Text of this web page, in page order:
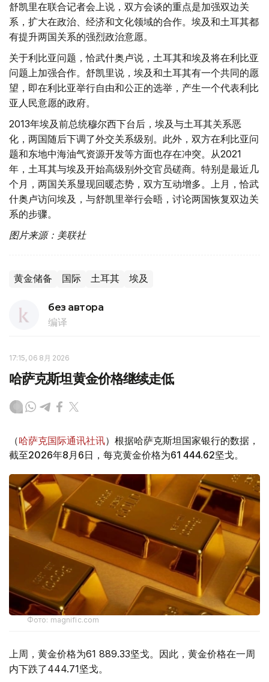
舒凯里在联合记者会上说，双方会谈的重点是加强双边关
系，扩大在政治、经济和文化领域的合作。埃及和土耳其都
有提升两国关系的强烈政治意愿。
关于利比亚问题，恰武什奥卢说，土耳其和埃及将在利比亚
问题上加强合作。舒凯里说，埃及和土耳其有一个共同的愿
望，即在利比亚举行自由和公正的选举，产生一个代表利比
亚人民意愿的政府。
2013年埃及前总统穆尔西下台后，埃及与土耳其关系恶
化，两国随后下调了外交关系级别。此外，双方在利比亚问
题和东地中海油气资源开发等方面也存在冲突。从2021
年，土耳其与埃及开始高级别外交官员磋商。特别是最近几
个月，两国关系显现回暖态势，双方互动增多。上月，恰武
什奥卢访问埃及，与舒凯里举行会晤，讨论两国恢复双边关
系的步骤。
图片来源：美联社
黄金储备 国际 土耳其 埃及
без автора
编译
17:15, 06 8月 2026
哈萨克斯坦黄金价格继续走低
（哈萨克国际通讯社讯）根据哈萨克斯坦国家银行的数据，
截至2026年8月6日，每克黄金价格为61 444.62坚戈。
Фото: magnific.com
上周，黄金价格为61 889.33坚戈。因此，黄金价格在一周
内下跌了444.71坚戈。